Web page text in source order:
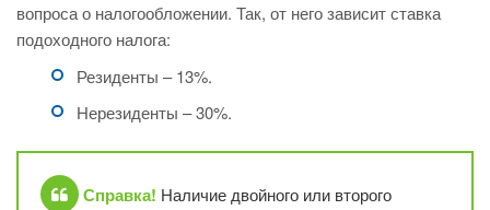
вопроса о налогообложении. Так, от него зависит ставка
подоходного налога:
Резиденты – 13%.
Нерезиденты – 30%.
Справка! Наличие двойного или второго